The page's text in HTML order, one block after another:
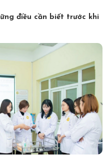
điều cần biết trước khi